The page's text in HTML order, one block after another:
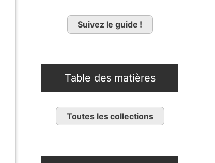
Suivez le guide !
Table des matières
Toutes les collections